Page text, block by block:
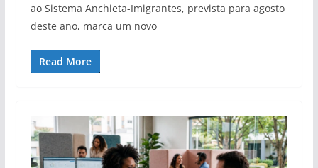
ao Sistema Anchieta-Imigrantes, prevista para agosto
deste ano, marca um novo
Read More